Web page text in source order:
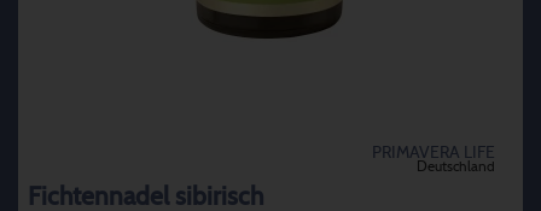
PRIMAVERA LIFE
Deutschland
Fichtennadel sibirisch